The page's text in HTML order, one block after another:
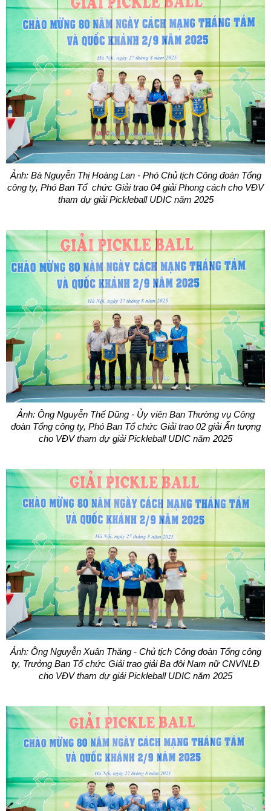
Ảnh: Bà Nguyễn Thị Hoàng Lan - Phó Chủ tịch Công đoàn Tổng
công ty, Phó Ban Tổ chức Giải trao 04 giải Phong cách cho VĐV
tham dự giải Pickleball UDIC năm 2025
Ảnh: Ông Nguyễn Thế Dũng - Ủy viên Ban Thường vụ Công
đoàn Tổng công ty, Phó Ban Tổ chức Giải trao 02 giải Ấn tượng
cho VĐV tham dự giải Pickleball UDIC năm 2025
Ảnh: Ông Nguyễn Xuân Thăng - Chủ tịch Công đoàn Tổng công
ty, Trưởng Ban Tổ chức Giải trao giải Ba đôi Nam nữ CNVNLĐ
cho VĐV tham dự giải Pickleball UDIC năm 2025